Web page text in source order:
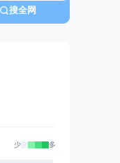
搜全网
少 多